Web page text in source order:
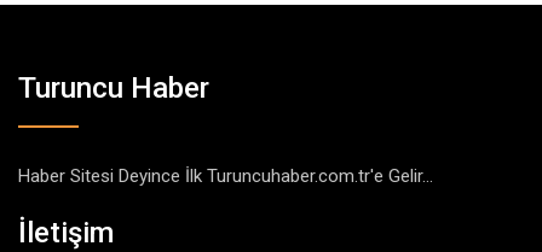
Turuncu Haber
Haber Sitesi Deyince İlk Turuncuhaber.com.tr'e Gelir...
İletişim